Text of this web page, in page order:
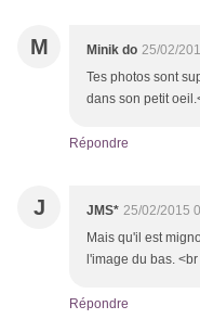
M Minik do 25/02/
Tes photos sont
dans son petit
Répondre
J JMS* 25/02/2015
Mais qu'il est
l'image du bas.
Répondre